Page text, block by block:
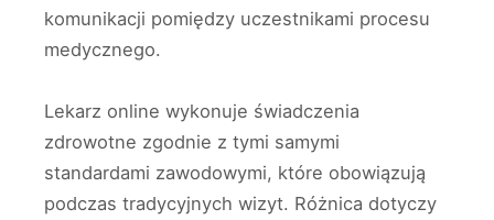
komunikacji pomiędzy uczestnikami procesu
medycznego.
Lekarz online wykonuje świadczenia
zdrowotne zgodnie z tymi samymi
standardami zawodowymi, które obowiązują
podczas tradycyjnych wizyt. Różnica dotyczy